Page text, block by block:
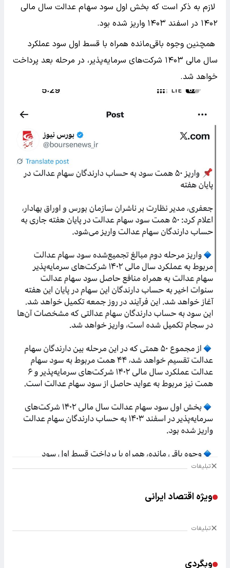
لازم به ذکر است که بخش اول سود سهام عدالت سال مالی
۱۴۰۲ در اسفند ۱۴۰۳ واریز شده بود.
همچنین وجوه باقی‌مانده همراه با قسط اول سود عملکرد
سال مالی ۱۴۰۳ شرکت‌های سرمایه‌پذیر، در مرحله بعد پرداخت
خواهد شد.
تبلیغات
ویژه اقتصاد ایرانی
تبلیغات
وبگردی